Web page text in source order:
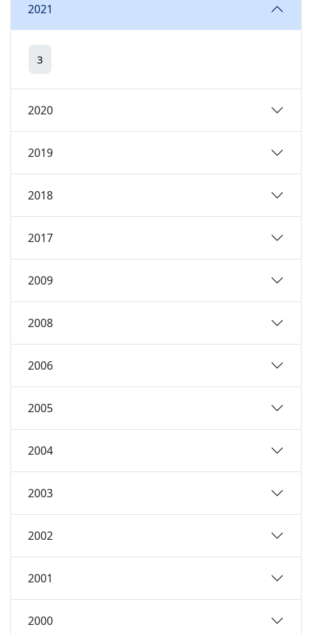
2021
3
2020
2019
2018
2017
2009
2008
2006
2005
2004
2003
2002
2001
2000